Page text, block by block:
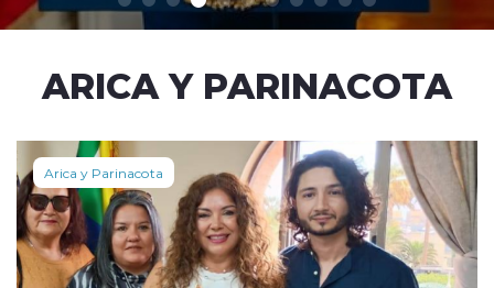
ARICA Y PARINACOTA
Arica y Parinacota